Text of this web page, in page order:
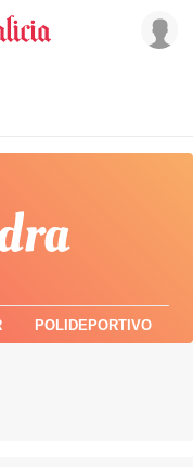
POLIDEPORTIVO